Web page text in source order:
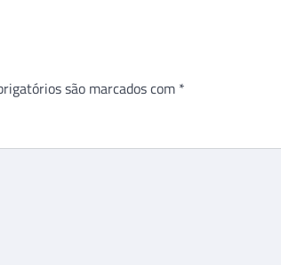
são marcados com *